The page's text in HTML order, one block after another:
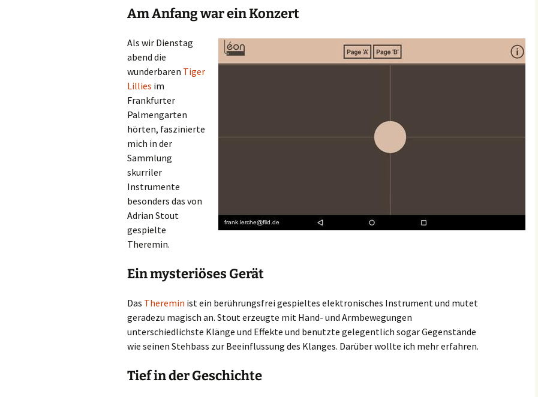
Am Anfang war ein Konzert
Als wir Dienstag
abend die
wunderbaren Tiger
Lillies im
Frankfurter
Palmengarten
hörten, faszinierte
mich in der
Sammlung
skurriler
Instrumente
besonders das von
Adrian Stout
gespielte
Theremin.
Ein mysteriöses Gerät
Das Theremin ist ein berührungsfrei gespieltes elektronisches Instrument und mutet
geradezu magisch an. Stout erzeugte mit Hand- und Armbewegungen
unterschiedlichste Klänge und Effekte und benutzte gelegentlich sogar Gegenstände
wie seinen Stehbass zur Beeinflussung des Klanges. Darüber wollte ich mehr erfahren.
Tief in der Geschichte